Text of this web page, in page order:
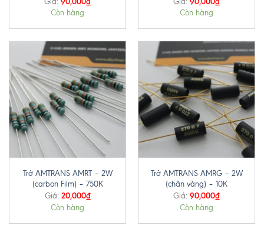
Còn hàng Còn hàng
Trở AMTRANS AMRT – 2W
(carbon Film) – 750K
Giá: 20,000₫
Còn hàng
Trở AMTRANS AMRG – 2W
(chân vàng) – 10K
Giá: 90,000₫
Còn hàng